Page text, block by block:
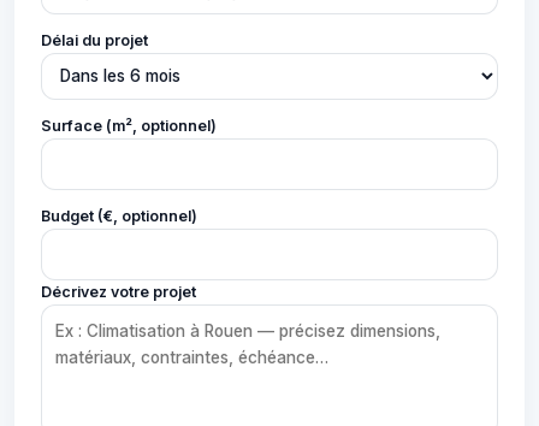
Délai du projet
Surface (m², optionnel)
Budget (€, optionnel)
Décrivez votre projet